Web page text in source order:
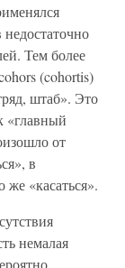
Тем более
(cohortis)
штаб». Это
«главный
от
в
же «касаться».
немалая